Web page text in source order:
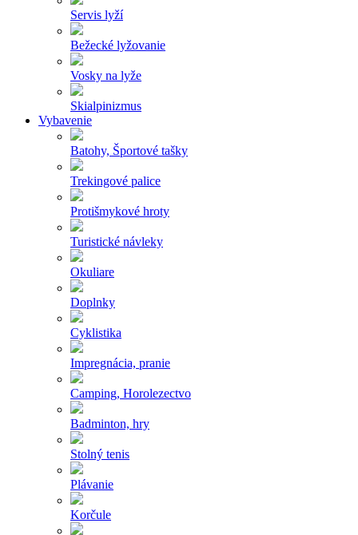
Servis lyží
Bežecké lyžovanie
Vosky na lyže
Skialpinizmus
Vybavenie
Batohy, Športové tašky
Trekingové palice
Protišmykové hroty
Turistické návleky
Okuliare
Doplnky
Cyklistika
Impregnácia, pranie
Camping, Horolezectvo
Badminton, hry
Stolný tenis
Plávanie
Korčule